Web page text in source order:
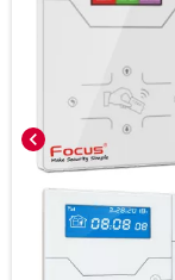
chevron_left